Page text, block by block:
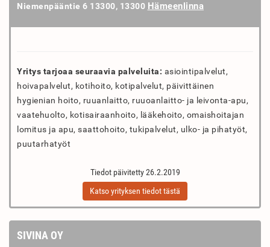
Niemenpääntie 6 13300, 13300 Hämeenlinna
Yritys tarjoaa seuraavia palveluita: asiointipalvelut,
hoivapalvelut, kotihoito, kotipalvelut, päivittäinen
hygienian hoito, ruuanlaitto, ruuoanlaitto- ja leivonta-apu,
vaatehuolto, kotisairaanhoito, lääkehoito, omaishoitajan
lomitus ja apu, saattohoito, tukipalvelut, ulko- ja pihatyöt,
puutarhatyöt
Tiedot päivitetty 26.2.2019
Katso yrityksen tiedot tästä
SIVINA OY